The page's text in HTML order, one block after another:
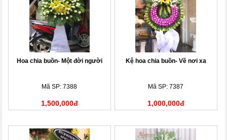
Hoa chia buồn- Một đời người
Mã SP: 7388
1,500,000đ
Kệ hoa chia buồn- Về nơi xa
Mã SP: 7387
1,000,000đ